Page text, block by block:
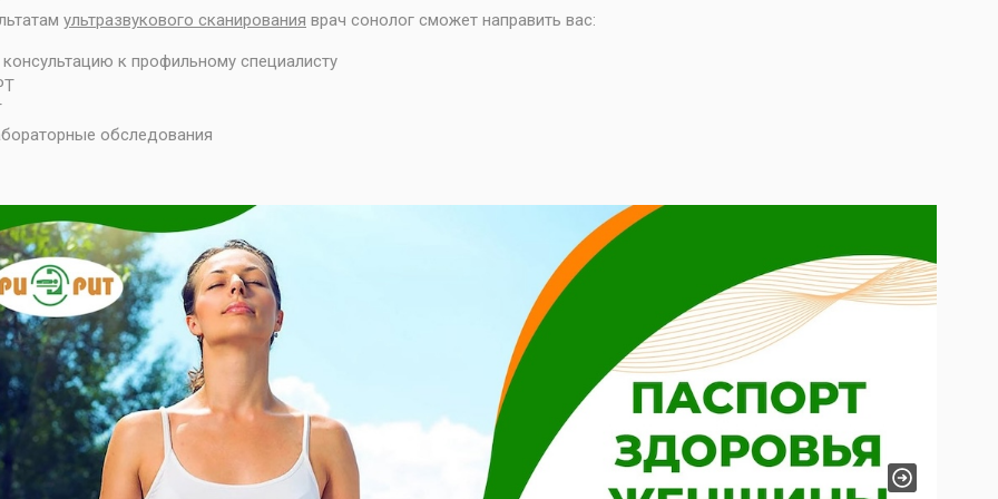
ультразвукового сканирования врач сонолог сможет направить вас:
консультацию к профильному специалисту
обследования
Next